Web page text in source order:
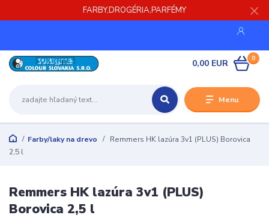
FARBY,DROGÉRIA,PARFÉMY
Menu
0
0,00 EUR
Farby/laky na drevo
Remmers HK lazúra 3v1 (PLUS) Borovica
2,5 l
Remmers HK lazúra 3v1 (PLUS)
Borovica 2,5 l